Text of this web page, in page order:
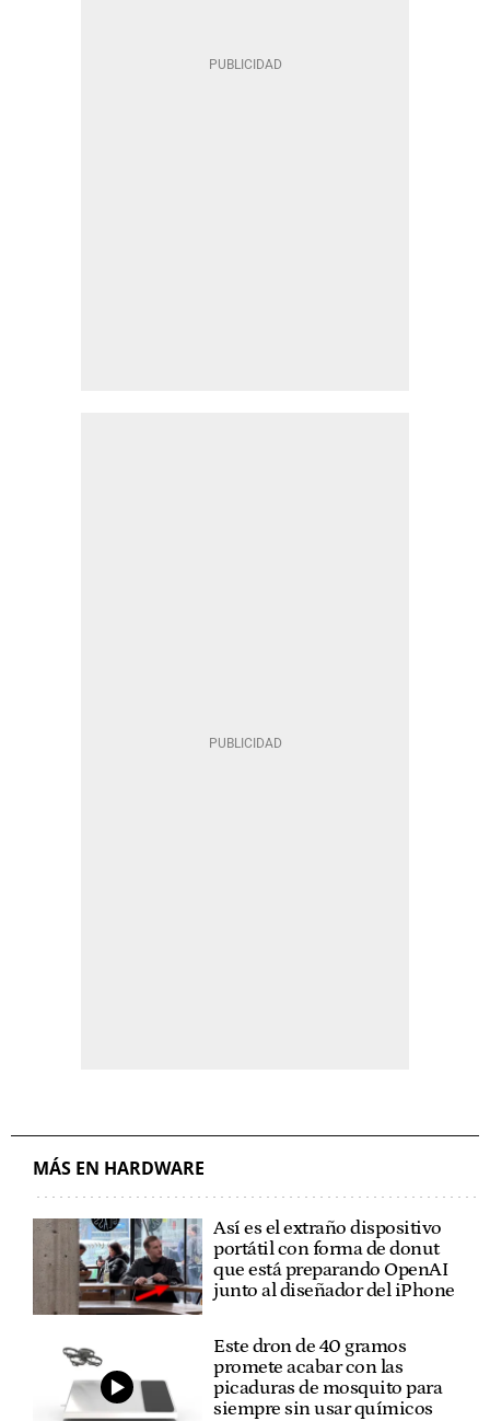
MÁS EN HARDWARE
Así es el extraño dispositivo
portátil con forma de donut
que está preparando OpenAI
junto al diseñador del iPhone
Este dron de 40 gramos
promete acabar con las
picaduras de mosquito para
siempre sin usar químicos